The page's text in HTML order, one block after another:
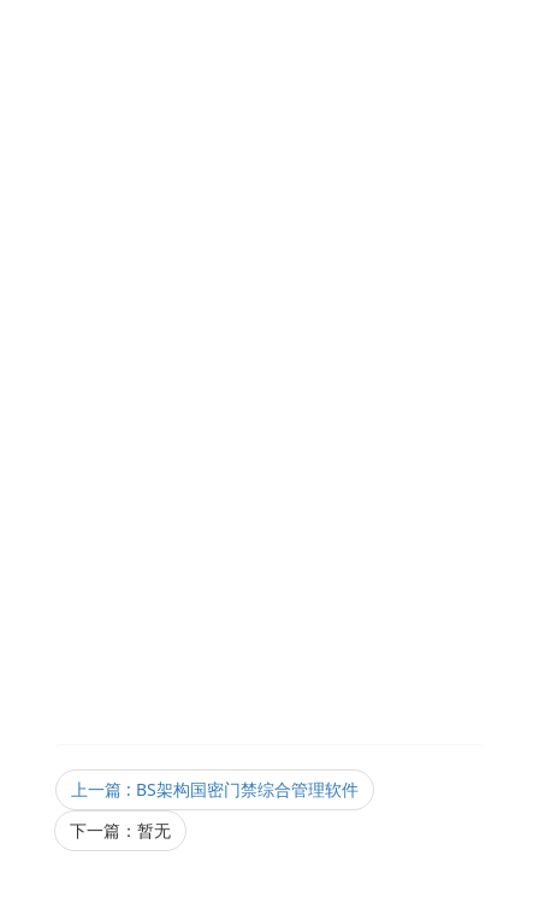
上一篇 : BS架构国密门禁综合管理软件
下一篇：暂无